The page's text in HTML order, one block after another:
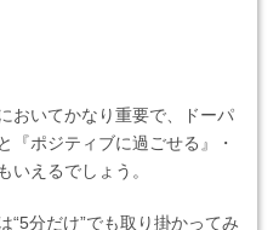
おいてかなり重要で、ドーパ
『ポジティブに過ごせる』・
いえるでしょう。
“5分だけ”でも取り掛かってみ